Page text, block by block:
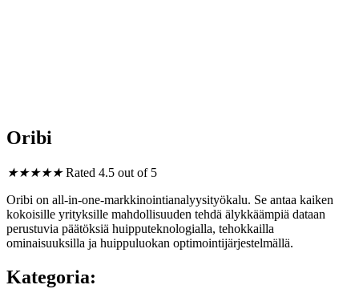
Oribi
★★★★★ Rated 4.5 out of 5
Oribi on all-in-one-markkinointianalyysityökalu. Se antaa kaiken
kokoisille yrityksille mahdollisuuden tehdä älykkäämpiä dataan
perustuvia päätöksiä huipputeknologialla, tehokkailla
ominaisuuksilla ja huippuluokan optimointijärjestelmällä.
Kategoria: